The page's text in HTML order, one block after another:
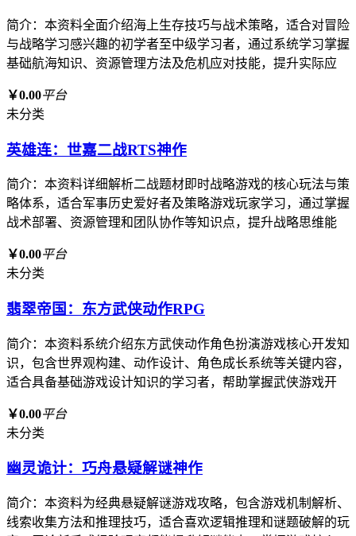
简介：本资料全面介绍海上生存技巧与战术策略，适合对冒险
与战略学习感兴趣的初学者至中级学习者，通过系统学习掌握
基础航海知识、资源管理方法及危机应对技能，提升实际应
￥0.00平台
未分类
英雄连：世嘉二战RTS神作
简介：本资料详细解析二战题材即时战略游戏的核心玩法与策
略体系，适合军事历史爱好者及策略游戏玩家学习，通过掌握
战术部署、资源管理和团队协作等知识点，提升战略思维能
￥0.00平台
未分类
翡翠帝国：东方武侠动作RPG
简介：本资料系统介绍东方武侠动作角色扮演游戏核心开发知
识，包含世界观构建、动作设计、角色成长系统等关键内容，
适合具备基础游戏设计知识的学习者，帮助掌握武侠游戏开
￥0.00平台
未分类
幽灵诡计：巧舟悬疑解谜神作
简介：本资料为经典悬疑解谜游戏攻略，包含游戏机制解析、
线索收集方法和推理技巧，适合喜欢逻辑推理和谜题破解的玩